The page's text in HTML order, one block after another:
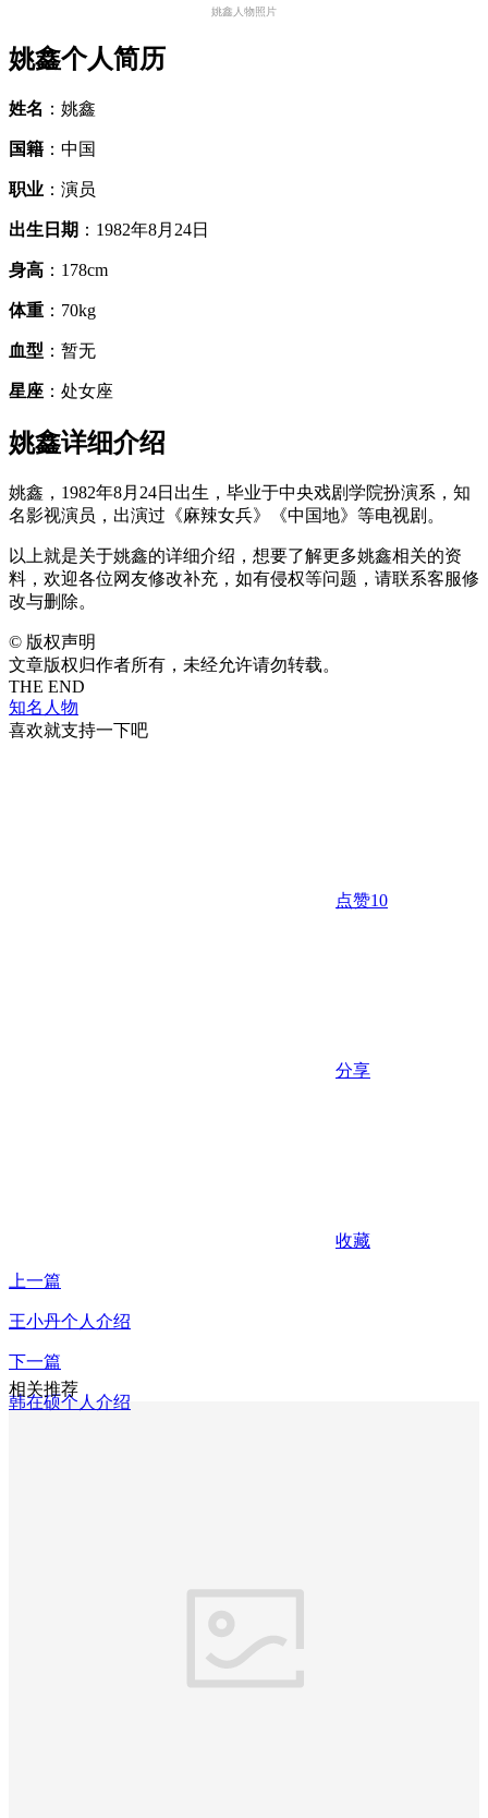
姚鑫人物照片
姚鑫个人简历
姓名 ：姚鑫
国籍 ：中国
职业 ：演员
出生日期 ：1982年8月24日
身高 ：178cm
体重 ：70kg
血型 ：暂无
星座 ：处女座
姚鑫详细介绍
姚鑫，1982年8月24日出生，毕业于中央戏剧学院扮演系，知
名影视演员，出演过《麻辣女兵》《中国地》等电视剧。
以上就是关于姚鑫的详细介绍，想要了解更多姚鑫相关的资
料，欢迎各位网友修改补充，如有侵权等问题，请联系客服修
改与删除。
© 版权声明
文章版权归作者所有，未经允许请勿转载。
THE END
知名人物
喜欢就支持一下吧
点赞10
分享
收藏
上一篇
王小丹个人介绍
下一篇
韩在硕个人介绍
相关推荐